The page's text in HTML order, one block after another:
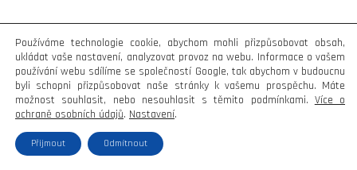
Používáme technologie cookie, abychom mohli přizpůsobovat obsah,
ukládat vaše nastavení, analyzovat provoz na webu. Informace o vašem
používání webu sdílíme se společností Google, tak abychom v budoucnu
byli schopni přizpůsobovat naše stránky k vašemu prospěchu. Máte
možnost souhlasit, nebo nesouhlasit s těmito podmínkami. Více o
ochraně osobních údajů. Nastavení.
Přijmout Odmítnout